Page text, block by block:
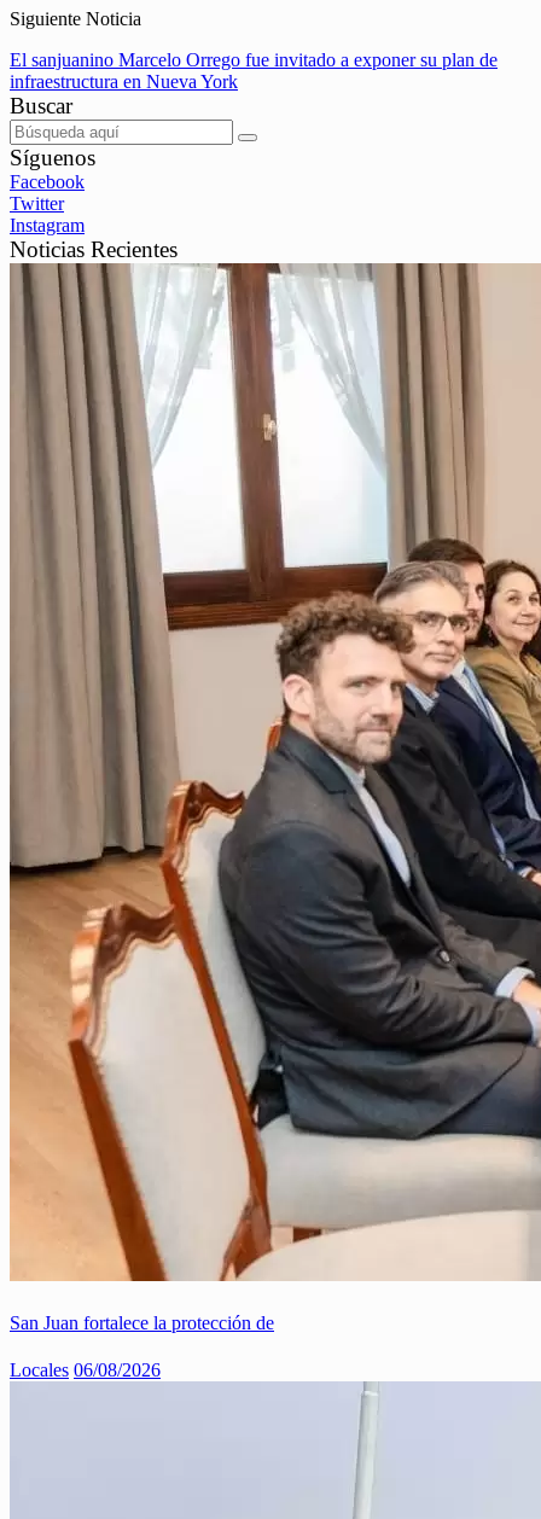
Siguiente Noticia
El sanjuanino Marcelo Orrego fue invitado a exponer su plan de
infraestructura en Nueva York
Buscar
Síguenos
Facebook
Twitter
Instagram
Noticias Recientes
San Juan fortalece la protección de
Locales 06/08/2026